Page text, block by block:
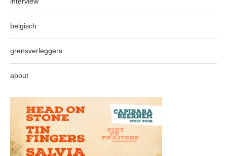
belgisch
grensverleggers
about